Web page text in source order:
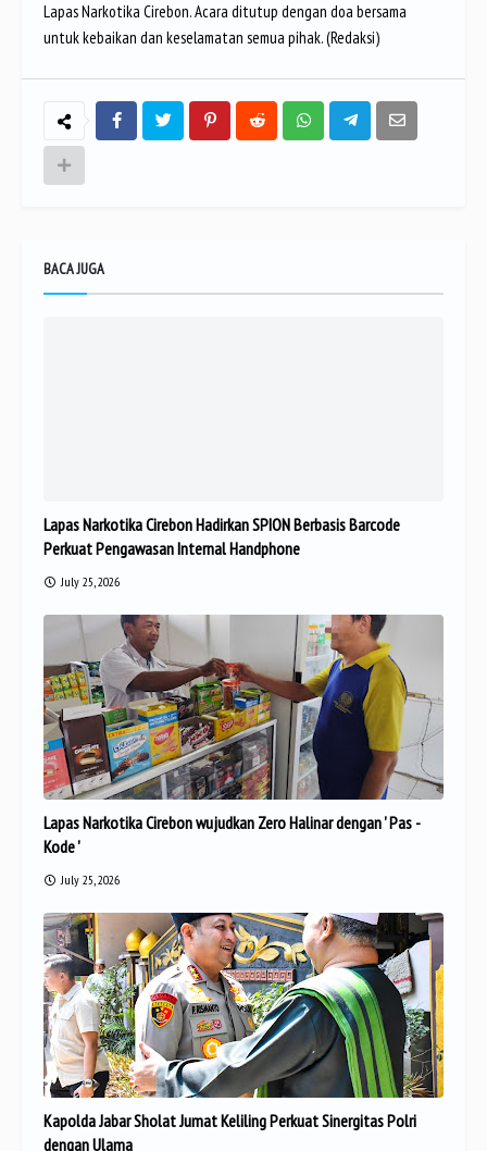
Lapas Narkotika Cirebon. Acara ditutup dengan doa bersama
untuk kebaikan dan keselamatan semua pihak. (Redaksi)
BACA JUGA
Lapas Narkotika Cirebon Hadirkan SPION Berbasis Barcode
Perkuat Pengawasan Internal Handphone
July 25, 2026
Lapas Narkotika Cirebon wujudkan Zero Halinar dengan ' Pas -
Kode '
July 25, 2026
Kapolda Jabar Sholat Jumat Keliling Perkuat Sinergitas Polri
dengan Ulama